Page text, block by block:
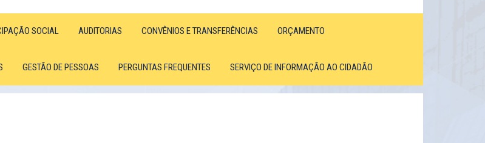
SOCIAL AUDITORIAS CONVÊNIOS E TRANSFERÊNCIAS ORÇAMENTO
GESTÃO DE PESSOAS PERGUNTAS FREQUENTES SERVIÇO DE INFORMAÇÃO AO CIDADÃO